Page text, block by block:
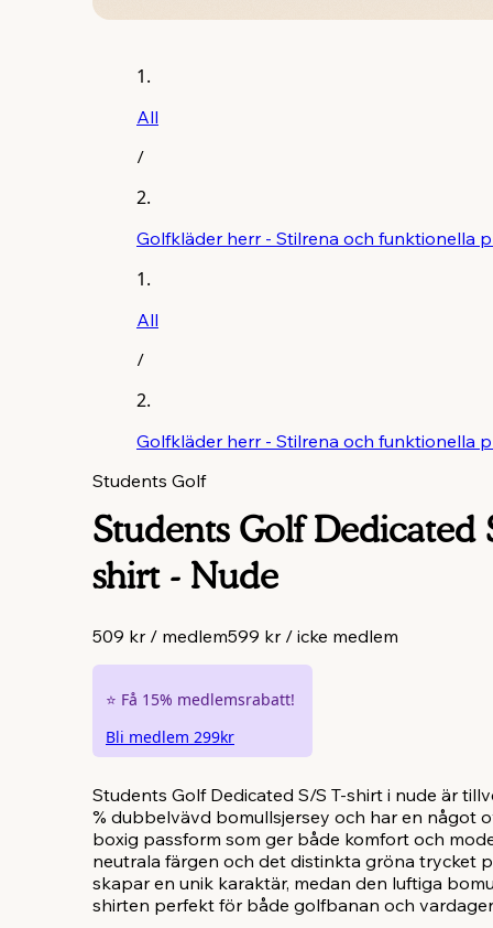
All
/
Golfkläder herr - Stilrena och funktionella
All
/
Golfkläder herr - Stilrena och funktionella
Students Golf
Students Golf Dedicated
shirt - Nude
509 kr / medlem599 kr / icke medlem
⭐️ Få 15% medlemsrabatt!
Bli medlem 299kr
Students Golf Dedicated S/S T-shirt i nude är
% dubbelvävd bomullsjersey och har en något
boxig passform som ger både komfort och
neutrala färgen och det distinkta gröna trycket
skapar en unik karaktär, medan den luftiga
shirten perfekt för både golfbanan och